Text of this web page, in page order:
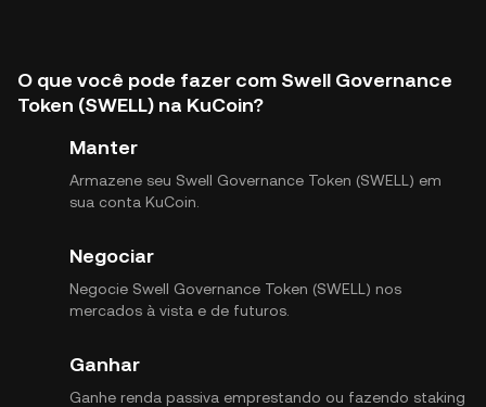
O que você pode fazer com Swell Governance
Token (SWELL) na KuCoin?
Manter
Armazene seu Swell Governance Token (SWELL) em
sua conta KuCoin.
Negociar
Negocie Swell Governance Token (SWELL) nos
mercados à vista e de futuros.
Ganhar
Ganhe renda passiva emprestando ou fazendo staking